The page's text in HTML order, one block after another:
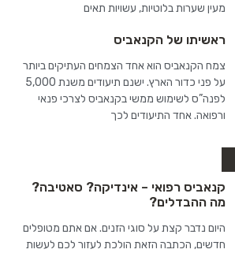
מעין שערות בלוטיות, עשויות תאים
ראשיתו של הקנאביס
צמח הקנאביס הוא אחד הצמחים העתיקים ביותר
על פני כדור הארץ. ישנם תיעודים משנת 5,000
לפנה”ס לשימוש ממשי בקנאביס לצרכי פנאי
ורפואה. אחד התיעודים לכך
קנאביס רפואי – אינדיקה? סאטיבה?
מה ההבדלים?
היום נדבר קצת על סוגי הזנים. אם אתם מטופלים
חדשים, הכתבה הזאת הולכת לעזור לכם לעשות